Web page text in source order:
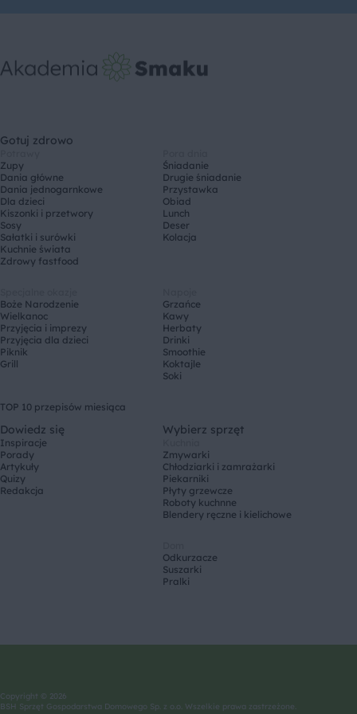
Gotuj zdrowo
Zupy
Dania główne
Dania jednogarnkowe
Dla dzieci
Kiszonki i przetwory
Sosy
Sałatki i surówki
Kuchnie świata
Zdrowy fastfood
Śniadanie
Drugie śniadanie
Przystawka
Obiad
Lunch
Deser
Kolacja
Boże Narodzenie
Wielkanoc
Przyjęcia i imprezy
Przyjęcia dla dzieci
Piknik
Grill
Grzańce
Kawy
Herbaty
Drinki
Smoothie
Koktajle
Soki
TOP 10 przepisów miesiąca
Dowiedz się
Inspiracje
Porady
Artykuły
Quizy
Redakcja
Wybierz sprzęt
Zmywarki
Chłodziarki i zamrażarki
Piekarniki
Płyty grzewcze
Roboty kuchnne
Blendery ręczne i kielichowe
Odkurzacze
Suszarki
Pralki
Copyright © 2026
BSH Sprzęt Gospodarstwa Domowego Sp. z o.o. Wszelkie prawa zastrzeżone.